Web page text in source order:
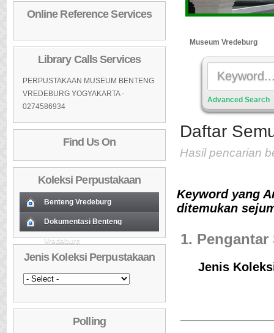
Online Reference Services
Library Calls Services
PERPUSTAKAAN MUSEUM BENTENG
VREDEBURG YOGYAKARTA -
0274586934
Find Us On
Koleksi Perpustakaan
Benteng Vredeburg
01 Koleksi Baru (Cover)
Daftar Koleksi Baru (Tgl.Input)
03 Daftar Koleksi (Pengarang)
04 Daftar Koleksi (Judul)
05 Daftar Koleksi (Subyek)
Daftar Koleksi Banyak
Dokumentasi Benteng
Vredeburg
Koleksi Baru (Cover)
02 Daftar Koleksi Baru (Tgl.Input)
03 Daftar Koleksi (Pengarang)
04 Daftar Koleksi (Judul)
Daftar Koleksi (Subyek)
Jenis Koleksi Perpustakaan
Polling
Museum Vredeburg
Advanced Search
Daftar
Hasil pencarian
Keyword yang
ditemukan
1.
Jenis